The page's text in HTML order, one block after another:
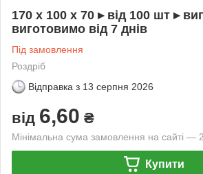
170 х 100 х 70 ▸ від 100 шт ▸
виготовимо від 7 днів
Під замовлення
Роздріб
Відправка з 13 серпня 2026
від 6,60 ₴
Мінімальна сума замовлення на сайті —
Купити